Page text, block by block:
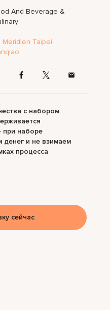
And Beverage &
Meridien Taipei
с набором
при наборе
денег и не взимаем
процесса
сейчас